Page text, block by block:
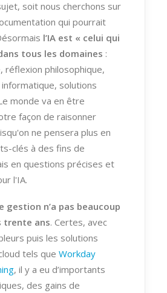
soit nous cherchons sur
qui pourrait
l’IA est « celui qui
tous les domaines :
réflexion philosophique,
solutions
monde va en être
façon de raisonner
ne pensera plus en
clés à des fins de
en questions précises et
l'IA.
gestion n’a pas beaucoup
trente ans. Certes, avec
puis les solutions
tels que Workday
, il y a eu d’importants
des gains de